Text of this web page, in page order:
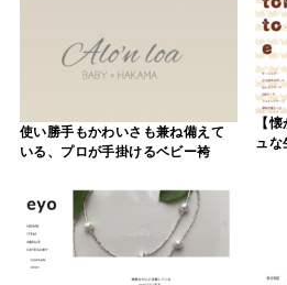
使い勝手もかわいさも兼ね備えて
いる、プロが手掛けるベビー袴
【
ュな